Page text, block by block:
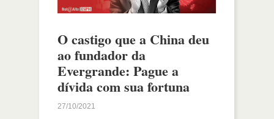
O castigo que a China deu
ao fundador da
Evergrande: Pague a
dívida com sua fortuna
27/10/2021